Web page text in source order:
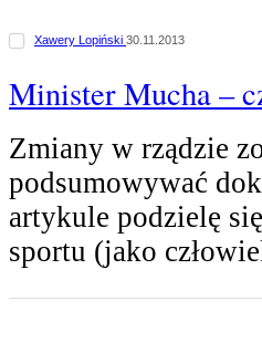
Xawery Lopiński 30.11.2013
Minister Mucha –
Zmiany w rządzie
podsumowywać
artykule podzielę
sportu (jako